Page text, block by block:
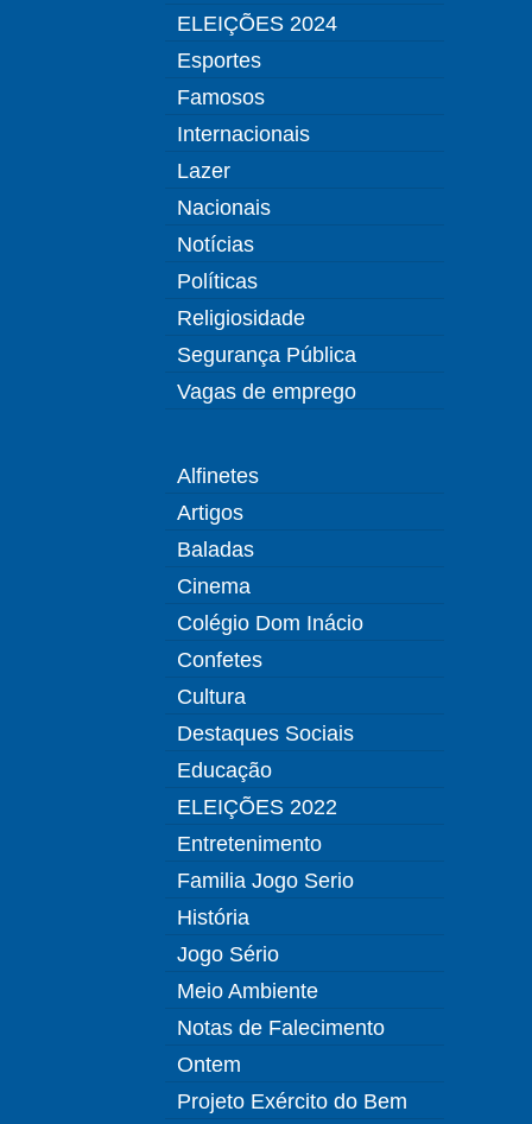
ELEIÇÕES 2024
Esportes
Famosos
Internacionais
Lazer
Nacionais
Notícias
Políticas
Religiosidade
Segurança Pública
Vagas de emprego
Alfinetes
Artigos
Baladas
Cinema
Colégio Dom Inácio
Confetes
Cultura
Destaques Sociais
Educação
ELEIÇÕES 2022
Entretenimento
Familia Jogo Serio
História
Jogo Sério
Meio Ambiente
Notas de Falecimento
Ontem
Projeto Exército do Bem